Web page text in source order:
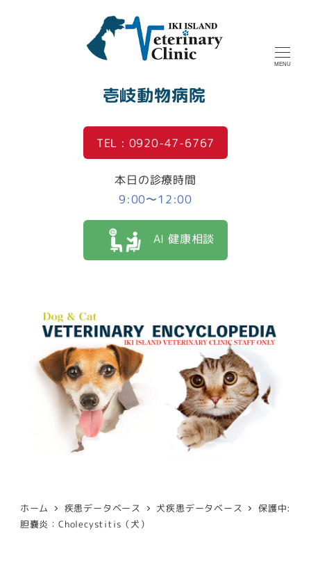
壱岐動物病院
MENU
TEL : 0920-47-6767
本日の診療時間
9:00〜12:00
AI 健康相談
ホーム 疾患データベース 犬疾患データベース
保護中:
胆嚢炎：Cholecystitis（犬）